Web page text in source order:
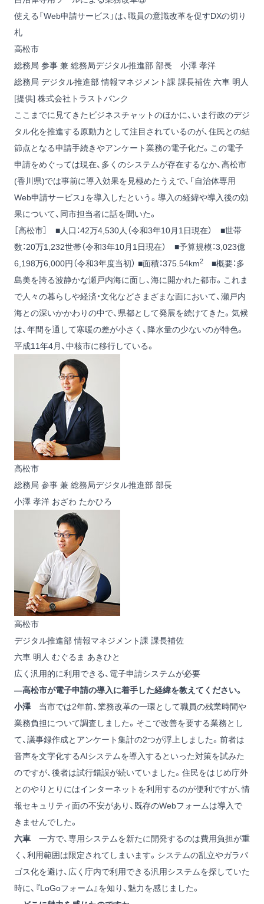
使える「Web申請サービス」は、職員の意識改革を促すDXの切り
札
高松市
総務局 参事 兼 総務局デジタル推進部 部長 小澤 孝洋
総務局 デジタル推進部 情報マネジメント課 課長補佐 六車 明人
[提供] 株式会社トラストバンク
ここまでに見てきたビジネスチャットのほかに、いま行政のデジ
タル化を推進する原動力として注目されているのが、住民との結
節点となる申請手続きやアンケート業務の電子化だ。この電子
申請をめぐっては現在、多くのシステムが存在するなか、高松市
(香川県)では事前に導入効果を見極めたうえで、「自治体専用
Web申請サービス」を導入したという。導入の経緯や導入後の効
果について、同市担当者に話を聞いた。
［高松市］ ■人口：42万4,530人（令和3年10月1日現在） ■世帯
数：20万1,232世帯（令和3年10月1日現在） ■予算規模：3,023億
6,198万6,000円（令和3年度当初） ■面積：375.54km2
■概要：多
島美を誇る波静かな瀬戸内海に面し、海に開かれた都市。これま
で人々の暮らしや経済・文化などさまざまな面において、瀬戸内
海との深いかかわりの中で、県都として発展を続けてきた。気候
は、年間を通して寒暖の差が小さく、降水量の少ないのが特色。
平成11年4月、中核市に移行している。
高松市
総務局 参事 兼 総務局デジタル推進部 部長
小澤 孝洋 おざわ たかひろ
高松市
デジタル推進部 情報マネジメント課 課長補佐
六車 明人 むぐるま あきひと
広く汎用的に利用できる、電子申請システムが必要
―高松市が電子申請の導入に着手した経緯を教えてください。
小澤当市では2年前、業務改革の一環として職員の残業時間や
業務負担について調査しました。そこで改善を要する業務とし
て、議事録作成とアンケート集計の2つが浮上しました。前者は
音声を文字化するAIシステムを導入するといった対策を試みた
のですが、後者は試行錯誤が続いていました。住民をはじめ庁外
とのやりとりにはインターネットを利用するのが便利ですが、情
報セキュリティ面の不安があり、既存のWebフォームは導入で
きませんでした。
六車 一方で、専用システムを新たに開発するのは費用負担が重
く、利用範囲は限定されてしまいます。システムの乱立やガラパ
ゴス化を避け、広く庁内で利用できる汎用システムを探していた
時に、『LoGoフォーム』を知り、魅力を感じました。